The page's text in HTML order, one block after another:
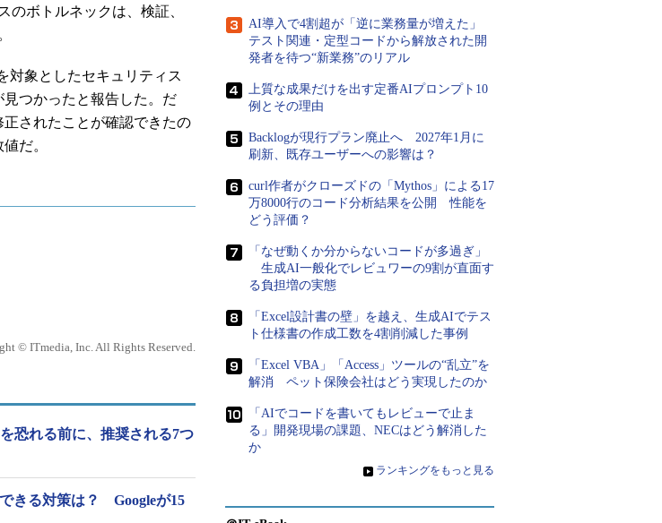
ボトルネックは、検証、
対象としたセキュリティス
見つかったと報告した。だ
されたことが確認できたの
だ。
© ITmedia, Inc. All Rights Reserved.
恐れる前に、推奨される7つ
きる対策は？ Googleが15
AI導入で4割超が「逆に業務量が増えた」
テスト関連・定型コードから解放された開
発者を待つ“新業務”のリアル
上質な成果だけを出す定番AIプロンプト10
例とその理由
Backlogが現行プラン廃止へ 2027年1月に
刷新、既存ユーザーへの影響は？
curl作者がクローズドの「Mythos」による17
万8000行のコード分析結果を公開 性能を
どう評価？
「なぜ動くか分からないコードが多過ぎ」
生成AI一般化でレビュワーの9割が直面す
る負担増の実態
「Excel設計書の壁」を越え、生成AIでテス
ト仕様書の作成工数を4割削減した事例
「Excel VBA」「Access」ツールの“乱立”を
解消 ペット保険会社はどう実現したのか
「AIでコードを書いてもレビューで止ま
る」開発現場の課題、NECはどう解消した
か
» ランキングをもっと見る